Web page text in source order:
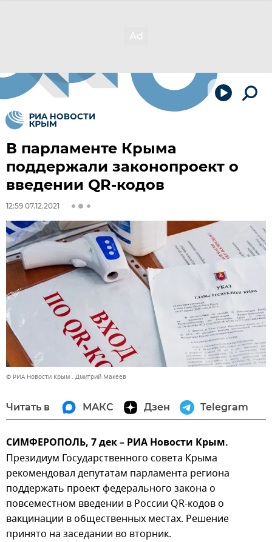
В парламенте Крыма
поддержали законопроект о
введении QR-кодов
12:59 07.12.2021
© РИА Новости Крым . Дмитрий Макеев
Читать в МАКС Дзен Telegram
СИМФЕРОПОЛЬ, 7 дек – РИА Новости Крым.
Президиум Государственного совета Крыма
рекомендовал депутатам парламента региона
поддержать проект федерального закона о
повсеместном введении в России QR-кодов о
вакцинации в общественных местах. Решение
принято на заседании во вторник.